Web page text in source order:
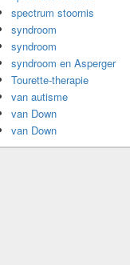
spectrum stoornis
syndroom
syndroom
syndroom en Asperger
Tourette-therapie
van autisme
van Down
van Down